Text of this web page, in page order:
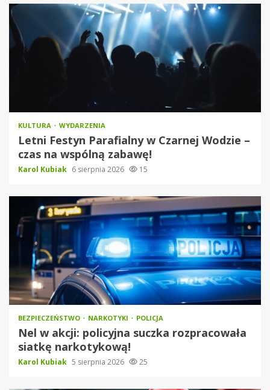
KULTURA WYDARZENIA
Letni Festyn Parafialny w Czarnej Wodzie –
czas na wspólną zabawę!
Karol Kubiak 6 sierpnia 2026 15
BEZPIECZEŃSTWO NARKOTYKI POLICJA
Nel w akcji: policyjna suczka rozpracowała
siatkę narkotykową!
Karol Kubiak 5 sierpnia 2026 25